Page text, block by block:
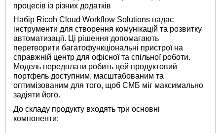
процесів із різних додатків
Набір Ricoh Cloud Workflow Solutions надає
інструменти для створення комунікацій та розвитку
автоматизації. Ці рішення допомагають
перетворити багатофункціональні пристрої на
справжній центр для офісної та спільної роботи.
Модель передплати робить цей продуктовий
портфель доступним, масштабованим та
оптимізованим для того, щоб СМБ міг максимально
задіяти його.
До складу продукту входять три основні
компоненти: